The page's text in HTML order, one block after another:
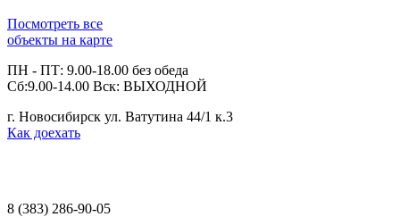
Посмотреть все
объекты на карте
ПН - ПТ: 9.00-18.00 без обеда
Сб:9.00-14.00 Вск: ВЫХОДНОЙ
г. Новосибирск ул. Ватутина 44/1 к.3
Как доехать
8 (383) 286-90-05